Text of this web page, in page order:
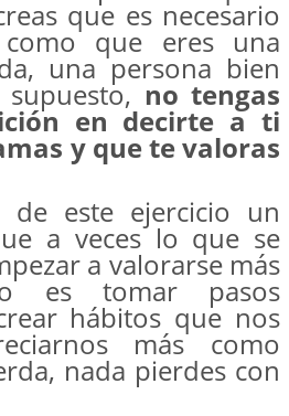
que es necesario
como que eres una
una persona bien
no tengas
en decirte a ti
y que te valoras
de este ejercicio un
a veces lo que se
a valorarse más
es tomar pasos
hábitos que nos
más como
nada pierdes con